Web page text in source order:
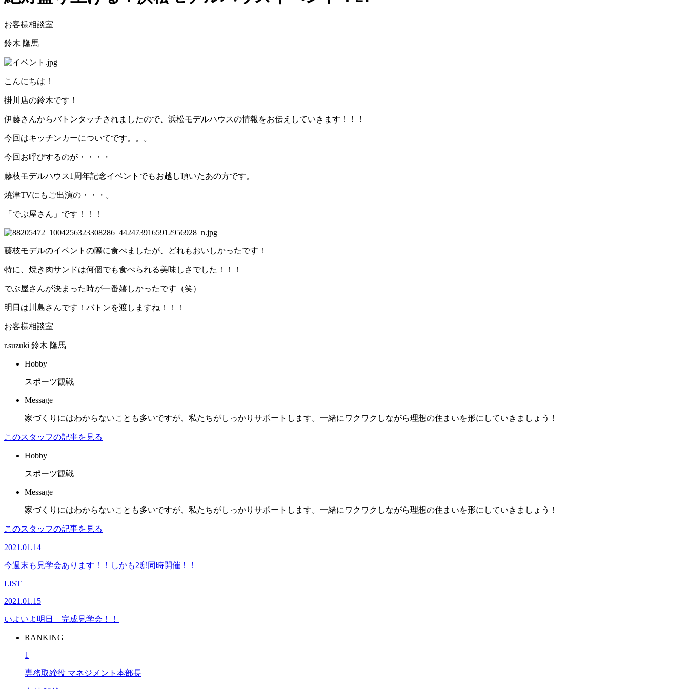
お客様相談室
鈴木 隆馬
こんにちは！
掛川店の鈴木です！
伊藤さんからバトンタッチされましたので、浜松モデルハウスの情報をお伝えしていきます！！！
今回はキッチンカーについてです。。。
今回お呼びするのが・・・・
藤枝モデルハウス1周年記念イベントでもお越し頂いたあの方です。
焼津TVにもご出演の・・・。
「でぶ屋さん」です！！！
藤枝モデルのイベントの際に食べましたが、どれもおいしかったです！
特に、焼き肉サンドは何個でも食べられる美味しさでした！！！
でぶ屋さんが決まった時が一番嬉しかったです（笑）
明日は川島さんです！バトンを渡しますね！！！
お客様相談室
r.suzuki 鈴木 隆馬
Hobby
スポーツ観戦
Message
家づくりにはわからないことも多いですが、私たちがしっかりサポートします。一緒にワクワクしながら理想の住まいを形にしていきましょう！
このスタッフの記事を見る
Hobby
スポーツ観戦
Message
家づくりにはわからないことも多いですが、私たちがしっかりサポートします。一緒にワクワクしながら理想の住まいを形にしていきましょう！
このスタッフの記事を見る
2021.01.14
今週末も見学会あります！！しかも2邸同時開催！！
LIST
2021.01.15
いよいよ明日 完成見学会！！
RANKING
1
専務取締役 マネジメント本部長